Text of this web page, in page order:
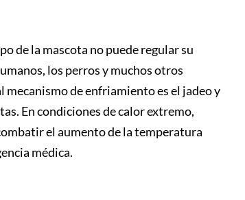
de la mascota no puede regular su
los perros y muchos otros
mecanismo de enfriamiento es el jadeo y
En condiciones de calor extremo,
el aumento de la temperatura
médica.